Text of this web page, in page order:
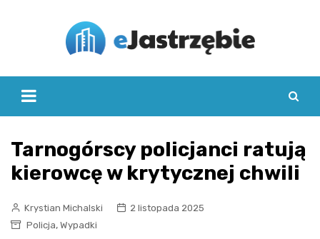
Tarnogórscy policjanci ratują
kierowcę w krytycznej chwili
Krystian Michalski
2 listopada 2025
Policja, Wypadki